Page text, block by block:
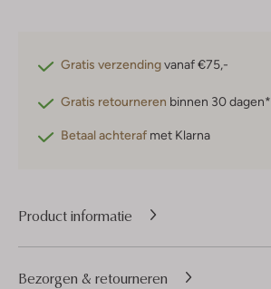
Gratis verzendingvanaf €75,-
Gratis retourneren binnen 30 dagen*
Betaal achteraf met Klarna
Product informatie
Bezorgen & retourneren